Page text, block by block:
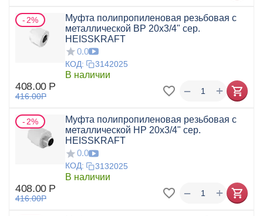
2%
Муфта полипропиленовая резьбовая с
металлической ВР 20x3/4" сер.
HEISSKRAFT
0.0
КОД: 3142025
В наличии
408.00 Р
416.00Р +
−
2%
Муфта полипропиленовая резьбовая с
металлической НР 20x3/4" сер.
HEISSKRAFT
0.0
КОД: 3132025
В наличии
408.00 Р
416.00Р +
−